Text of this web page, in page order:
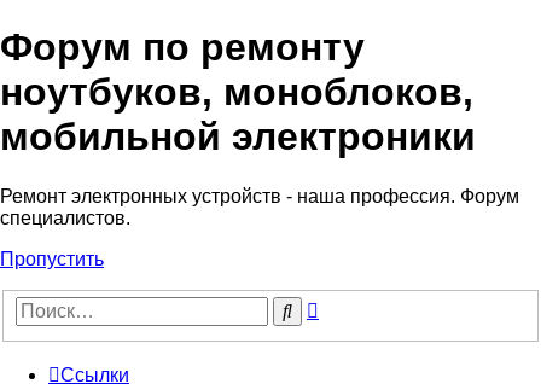
Регистрация
Форум по ремонту
ноутбуков, моноблоков,
мобильной электроники
Ремонт электронных устройств - наша профессия. Форум
специалистов.
Пропустить
Поиск
Ссылки